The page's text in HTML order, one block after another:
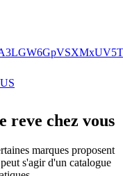
reve chez vous
marques proposent
s'agir d'un catalogue